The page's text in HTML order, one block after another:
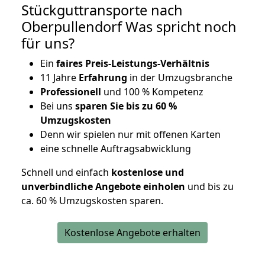
Stückguttransporte nach
Oberpullendorf Was spricht noch
für uns?
Ein faires Preis-Leistungs-Verhältnis
11 Jahre Erfahrung in der Umzugsbranche
Professionell und 100 % Kompetenz
Bei uns sparen Sie bis zu 60 %
Umzugskosten
Denn wir spielen nur mit offenen Karten
eine schnelle Auftragsabwicklung
Schnell und einfach kostenlose und
unverbindliche Angebote einholen und bis zu
ca. 60 % Umzugskosten sparen.
Kostenlose Angebote erhalten